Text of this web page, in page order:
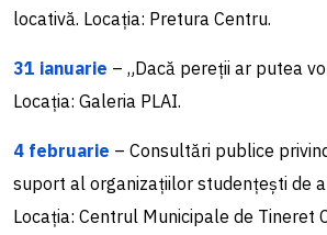
locativă. Locația: Pretura Centru.
31 ianuarie – „Dacă pereții ar putea
Locația: Galeria PLAI.
4 februarie – Consultări publice
suport al organizațiilor studențești de
Locația: Centrul Municipale de Tineret